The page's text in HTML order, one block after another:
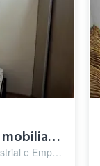
Quarto individual mobiliado
Barueri - SP